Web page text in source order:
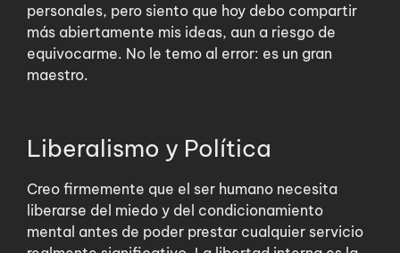
personales, pero siento que hoy debo compartir
más abiertamente mis ideas, aun a riesgo de
equivocarme. No le temo al error: es un gran
maestro.
Liberalismo y Política
Creo firmemente que el ser humano necesita
liberarse del miedo y del condicionamiento
mental antes de poder prestar cualquier servicio